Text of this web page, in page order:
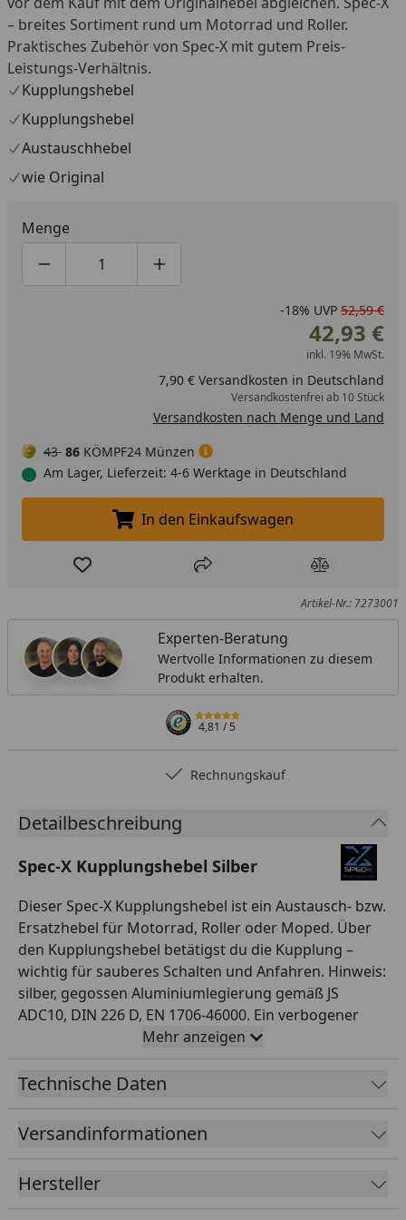
– breites Sortiment rund um Motorrad und Roller.
Praktisches Zubehör von Spec-X mit gutem Preis-
Leistungs-Verhältnis.
Kupplungshebel
Kupplungshebel
Austauschhebel
wie Original
Menge
Produktmenge um eins verringern
Produktmenge manuell eingeben
Produktmenge um eins erhöhen
-18% UVP 52,59 €
42,93 €
inkl. 19% MwSt.
7,90 € Versandkosten in Deutschland
Versandkostenfrei ab 10 Stück
Versandkosten nach Menge und Land
43 86 KÖMPF24 Münzen
Am Lager, Lieferzeit: 4-6 Werktage in Deutschland
In den Einkaufswagen legen
In den Einkaufswagen
Produkt zur Wunschliste hinzufügen
Teilen Produkt
Artikel-Nr.: 7273001
Experten-Beratung
Wertvolle Informationen zu diesem
Produkt erhalten.
4,81/ 5
Rechnungskauf
Detailbeschreibung
Spec-X Kupplungshebel Silber
Dieser Spec-X Kupplungshebel ist ein Austausch- bzw.
Ersatzhebel für Motorrad, Roller oder Moped. Über
den Kupplungshebel betätigst du die Kupplung –
wichtig für sauberes Schalten und Anfahren. Hinweis:
silber, gegossen Aluminiumlegierung gemäß JS
ADC10, DIN 226 D, EN 1706-46000. Ein verbogener
oder gebrochener Hebel sollte zügig ersetzt werden
– damit stellst du die sichere Bedienung wieder her.
Spec-X bietet ein breites Sortiment an Hebeln und
armaturenspezifisch. Gleiche vor dem Kauf Form,
Aufnahme und Anbauseite (silber, gegossen
1706-46000) mit deinem Originalhebel ab, damit der
Hebel passt. Produkte von Spec-X bieten ein gutes
Mehr anzeigen
Technische Daten
Versandinformationen
Hersteller